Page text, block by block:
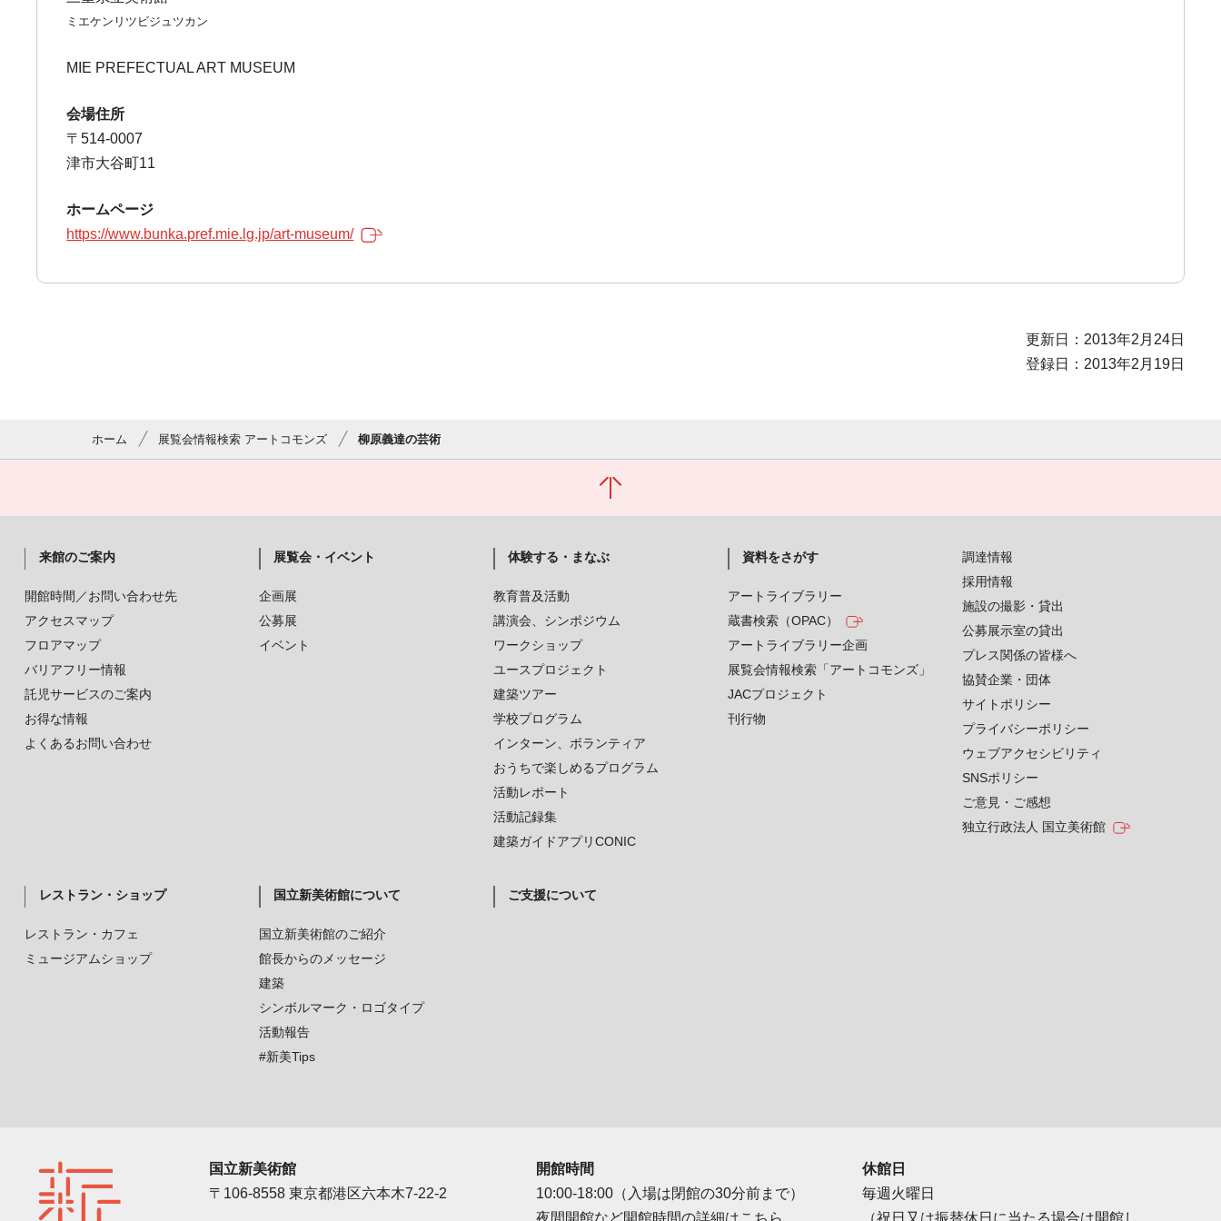
ミエケンリツビジュツカン
MIE PREFECTUAL ART MUSEUM
会場住所
〒514-0007
津市大谷町11
ホームページ
https://www.bunka.pref.mie.lg.jp/art-museum/
更新日：2013年2月24日
登録日：2013年2月19日
ホーム 展覧会情報検索 アートコモンズ 柳原義達の芸術
来館のご案内
開館時間／お問い合わせ先
アクセスマップ
フロアマップ
バリアフリー情報
託児サービスのご案内
お得な情報
よくあるお問い合わせ
展覧会・イベント
企画展
公募展
イベント
体験する・まなぶ
教育普及活動
講演会、シンポジウム
ワークショップ
ユースプロジェクト
建築ツアー
学校プログラム
インターン、ボランティア
おうちで楽しめるプログラム
活動レポート
活動記録集
建築ガイドアプリCONIC
資料をさがす
アートライブラリー
蔵書検索（OPAC）
アートライブラリー企画
展覧会情報検索「アートコモンズ」
JACプロジェクト
刊行物
レストラン・ショップ
レストラン・カフェ
ミュージアムショップ
国立新美術館について
国立新美術館のご紹介
館長からのメッセージ
建築
シンボルマーク・ロゴタイプ
活動報告
#新美Tips
ご支援について
調達情報
採用情報
施設の撮影・貸出
公募展示室の貸出
プレス関係の皆様へ
協賛企業・団体
サイトポリシー
プライバシーポリシー
ウェブアクセシビリティ
SNSポリシー
ご意見・ご感想
独立行政法人 国立美術館
国立新美術館
〒106-8558 東京都港区六本木7-22-2
開館時間
10:00-18:00（入場は閉館の30分前まで）
夜間開館など開館時間の詳細は こちら
休館日
毎週火曜日
（祝日又は振替休日に当たる場合は開館し、